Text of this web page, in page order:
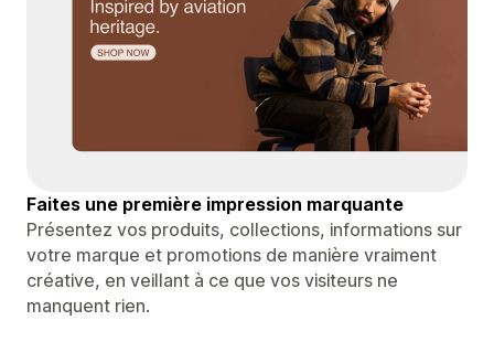
Faites une première impression marquante
Présentez vos produits, collections, informations sur
votre marque et promotions de manière vraiment
créative, en veillant à ce que vos visiteurs ne
manquent rien.